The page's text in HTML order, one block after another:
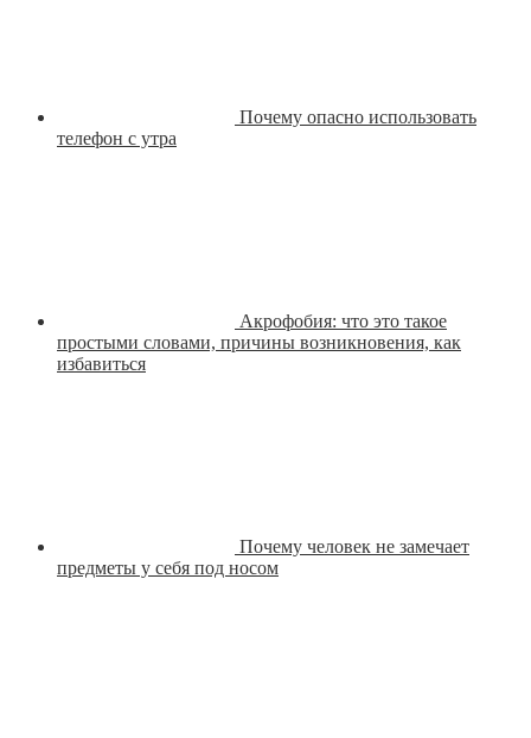
Почему опасно использовать
телефон с утра
Акрофобия: что это такое
простыми словами, причины возникновения, как
избавиться
Почему человек не замечает
предметы у себя под носом